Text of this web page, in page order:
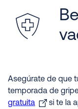
Asegúrate de que
temporada de
gratuita
si te la